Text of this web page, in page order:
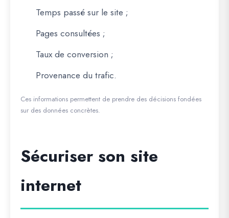
Temps passé sur le site ;
Pages consultées ;
Taux de conversion ;
Provenance du trafic.
Ces informations permettent de prendre des décisions fondées
sur des données concrètes.
Sécuriser son site
internet